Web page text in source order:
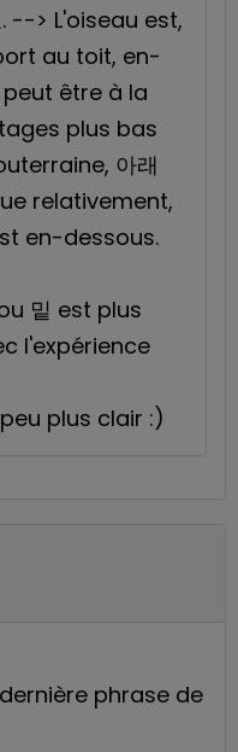
. --> L'oiseau est,
au toit, en-
être à la
plus bas
아래
relativement,
en-dessous.
밑 est plus
l'expérience
plus clair :)
phrase de